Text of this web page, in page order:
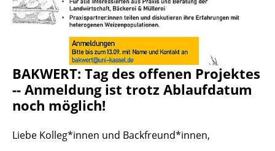
BAKWERT: Tag des offenen Projektes
-- Anmeldung ist trotz Ablaufdatum
noch möglich!
Liebe Kolleg*innen und Backfreund*innen,